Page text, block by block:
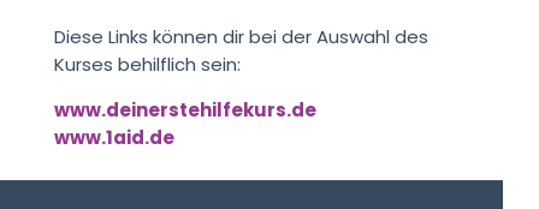
Diese Links können dir bei der Auswahl des
Kurses behilflich sein:
www.deinerstehilfekurs.de
www.1aid.de